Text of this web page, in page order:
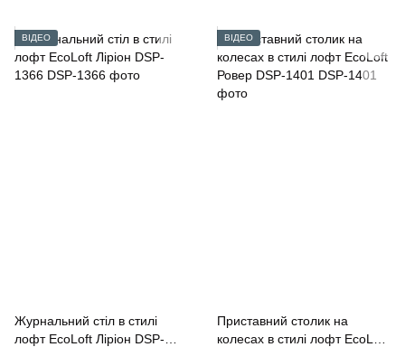
ВІДЕО
Журнальний стіл в стилі
лофт EcoLoft Ліріон DSP-
ВІДЕО
Приставний столик на
колесах в стилі лофт EcoLoft